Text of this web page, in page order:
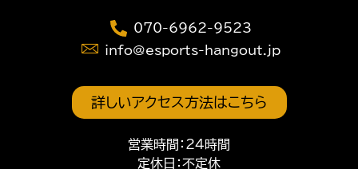
070-6962-9523
info@esports-hangout.jp
詳しいアクセス方法はこちら
営業時間：24時間
定休日：不定休